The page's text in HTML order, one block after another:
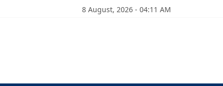
8 August, 2026 - 04:11 AM